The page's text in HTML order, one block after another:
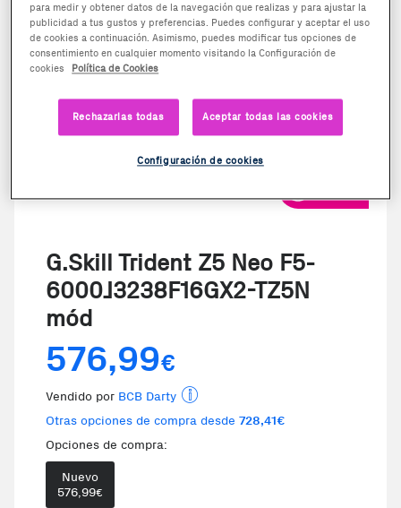
G.Skill Trident Z5 Neo F5-
6000J3238F16GX2-TZ5N
mód
576,99€
Vendido por BCB Darty
Otras opciones de compra desde 728,41€
Opciones de compra:
Nuevo
576,99€
para medir y obtener datos de la navegación que realizas y para ajustar la
publicidad a tus gustos y preferencias. Puedes configurar y aceptar el uso
de cookies a continuación. Asimismo, puedes modificar tus opciones de
consentimiento en cualquier momento visitando la Configuración de
cookies
Política de Cookies
Rechazarlas todas Aceptar todas las cookies
Configuración de cookies